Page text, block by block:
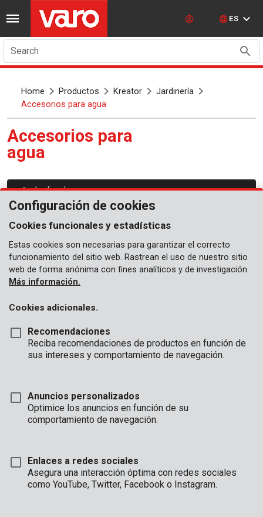
ES
Search
Home Productos Kreator
Jardinería
Accesorios para agua
Accesorios para
agua
Jardinería
Pulverizador
Pistola de pulverización, boquillas y mangueras
Sistemas de riego
Conectores de grifo
Disponible pronto
KRTGR67170
Enrollador manguera 30m
Configuración de cookies
Cookies funcionales y estadísticas
Estas cookies son necesarias para garantizar el correcto
funcionamiento del sitio web. Rastrean el uso de nuestro sitio
web de forma anónima con fines analíticos y de investigación.
Más información.
Cookies adicionales.
Recomendaciones
Reciba recomendaciones de productos en función de
sus intereses y comportamiento de navegación.
Anuncios personalizados
Optimice los anuncios en función de su
comportamiento de navegación.
Enlaces a redes sociales
Asegura una interacción óptima con redes sociales
como YouTube, Twitter, Facebook o Instagram.